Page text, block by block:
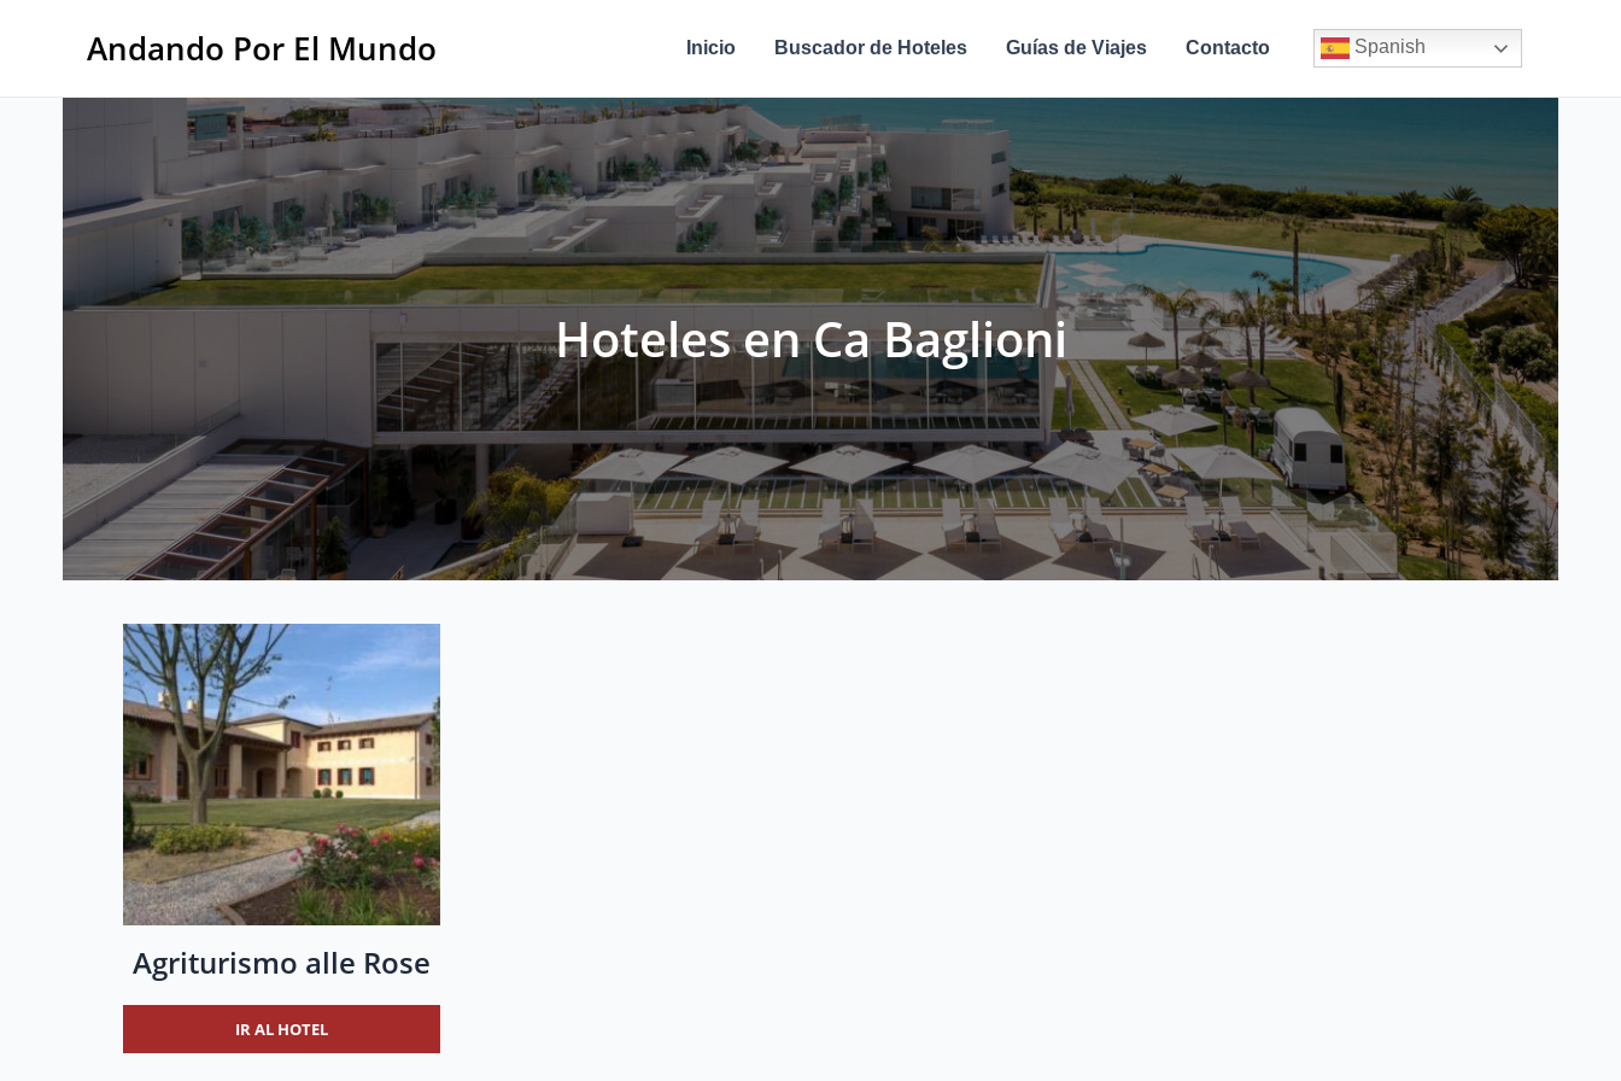
Andando Por El Mundo Inicio Buscador de Hoteles Guías de Viajes Contacto Spanish
Hoteles en Ca Baglioni
Agriturismo alle Rose
IR AL HOTEL